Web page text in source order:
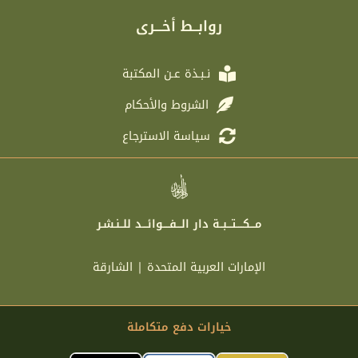
o
k
r
روابــط أخـــرى
نـبـذة عـن المكتبة
الشروط والأحكام
سياسة الاسترجاع
مـــكــــتـــبــة دار الـــفــــوائـــد للــنـشـر
الإمارات العربية المتحدة | الشارقة
خيارات دفع متكاملة